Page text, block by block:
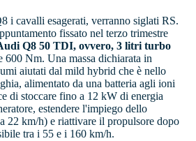
i cavalli esagerati, verranno siglati RS.
fissato nel terzo trimestre
Q8 50 TDI, ovvero, 3 litri turbo
600 Nm. Una massa dichiarata in
aiutati dal mild hybrid che è nello
alimentato da una batteria agli ioni
di stoccare fino a 12 kW di energia
estendere l'impiego dello
22 km/h) e riattivare il propulsore dopo
tra i 55 e i 160 km/h.